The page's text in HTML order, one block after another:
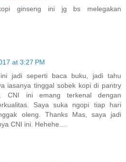
ginseng ini jg bs melegakan
at 3:27 PM
jadi seperti baca buku, jadi tahu
iasanya tinggal sobek kopi di pantry
CNI ini emang terkenal dengan
Saya suka ngopi tiap hari
oleng. Thanks Mas, saya jadi
CNI ini. Hehehe....